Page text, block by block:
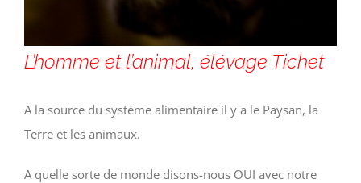
L’homme et l’animal, élévage Tichet
A la source du système alimentaire il y a le Paysan, la
Terre et les animaux.
A quelle sorte de monde disons-nous OUI avec notre